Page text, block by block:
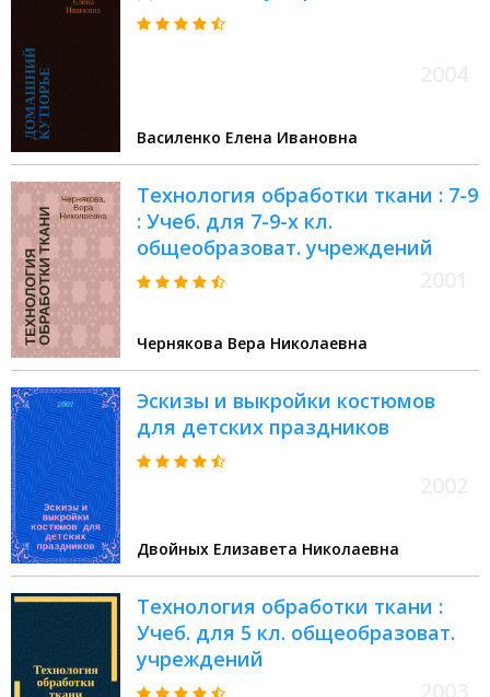
Василенко Елена Ивановна
Технология обработки ткани : 7-9
: Учеб. для 7-9-х кл.
общеобразоват. учреждений
Чернякова Вера Николаевна
Эскизы и выкройки костюмов
для детских праздников
Двойных Елизавета Николаевна
Технология обработки ткани :
Учеб. для 5 кл. общеобразоват.
учреждений